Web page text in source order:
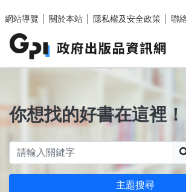
網站導覽
關於本站 隱私權及安全政策 聯
你想找的好書在這裡！
主題搜尋